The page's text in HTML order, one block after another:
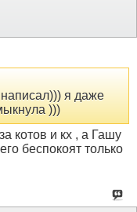
я даже
)))
котов и кх , а Гашу
беспокоят только